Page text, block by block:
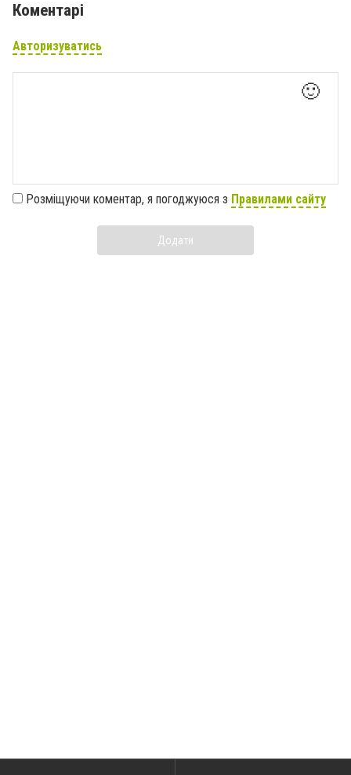
Коментарі
Авторизуватись
🙂
Розміщуючи коментар, я погоджуюся з Правилами сайту
Додати